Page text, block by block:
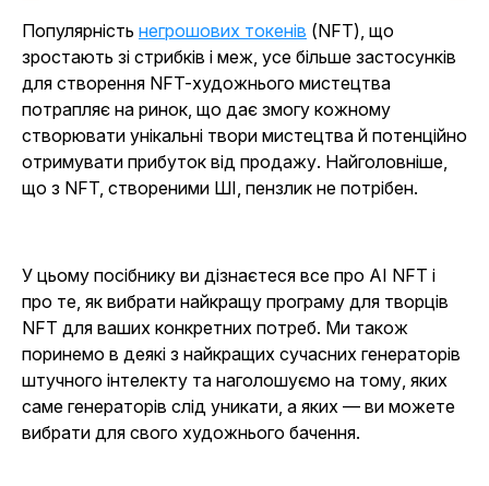
Популярність негрошових токенів (NFT), що
зростають зі стрибків і меж, усе більше застосунків
для створення NFT-художнього мистецтва
потрапляє на ринок, що дає змогу кожному
створювати унікальні твори мистецтва й потенційно
отримувати прибуток від продажу. Найголовніше,
що з NFT, створеними ШІ, пензлик не потрібен.
У цьому посібнику ви дізнаєтеся все про AI NFT і
про те, як вибрати найкращу програму для творців
NFT для ваших конкретних потреб. Ми також
поринемо в деякі з найкращих сучасних генераторів
штучного інтелекту та наголошуємо на тому, яких
саме генераторів слід уникати, а яких — ви можете
вибрати для свого художнього бачення.